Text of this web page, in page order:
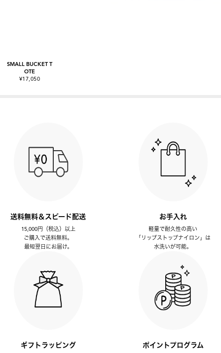
SMALL BUCKET T
OTE
¥17,050
送料無料＆スピード配送
15,000円（税込）以上
ご購入で送料無料。
最短翌日にお届け。
お手入れ
軽量で耐久性の高い
「リップストップナイロン」は
水洗いが可能。
ギフトラッピング ポイントプログラム